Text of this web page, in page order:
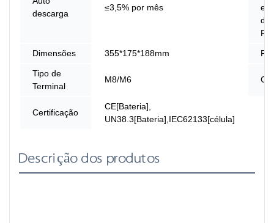
descarga
≤3,5% por mês
de
Dimensões 355*175*188mm
Tipo de
Terminal
M8/M6
Certificação
CE[Bateria],
UN38.3[Bateria],IEC62133[célula]
Descrição dos produtos